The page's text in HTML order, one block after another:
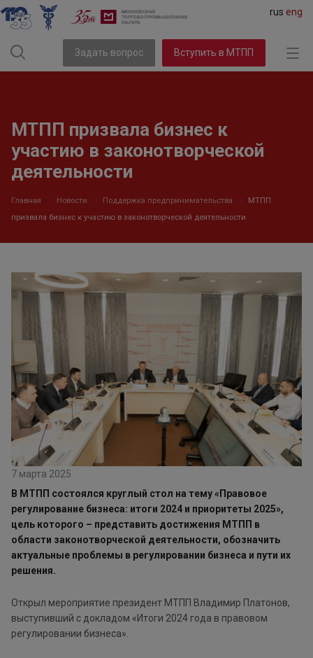
rus eng
Задать вопрос Вступить в МТПП
МТПП призвала бизнес к
участию в законотворческой
деятельности
Главная Новости Поддержка предпринимательства
МТПП
призвала бизнес к участию в законотворческой деятельности
7 марта 2025
В МТПП состоялся круглый стол на тему «Правовое
регулирование бизнеса: итоги 2024 и приоритеты 2025»,
цель которого – представить достижения МТПП в
области законотворческой деятельности, обозначить
актуальные проблемы в регулировании бизнеса и пути их
решения.
Открыл мероприятие президент МТПП Владимир Платонов,
выступивший с докладом «Итоги 2024 года в правовом
регулировании бизнеса».